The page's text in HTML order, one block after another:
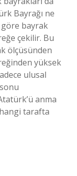
Bayrağı ne
bayrak
çekilir. Bu
ölçüsünden
yüksek
ulusal
anma
tarafta